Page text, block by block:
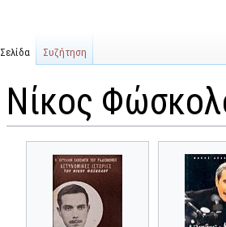
Νίκος
Σελίδα Συζήτηση